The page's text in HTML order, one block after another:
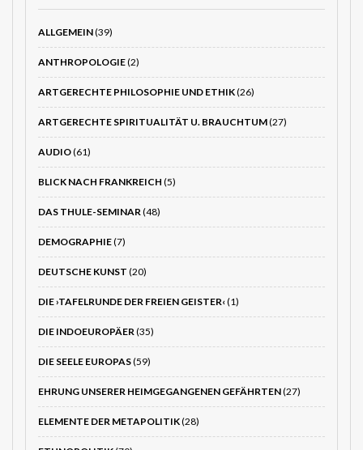
ALLGEMEIN(39)
ANTHROPOLOGIE(2)
ARTGERECHTE PHILOSOPHIE UND ETHIK(26)
ARTGERECHTE SPIRITUALITÄT U. BRAUCHTUM(27)
AUDIO(61)
BLICK NACH FRANKREICH (5)
DAS THULE-SEMINAR(48)
DEMOGRAPHIE(7)
DEUTSCHE KUNST (20)
DIE ›TAFELRUNDE DER FREIEN GEISTER‹(1)
DIE INDOEUROPÄER(35)
DIE SEELE EUROPAS(59)
EHRUNG UNSERER HEIMGEGANGENEN GEFÄHRTEN(27)
ELEMENTE DER METAPOLITIK(28)